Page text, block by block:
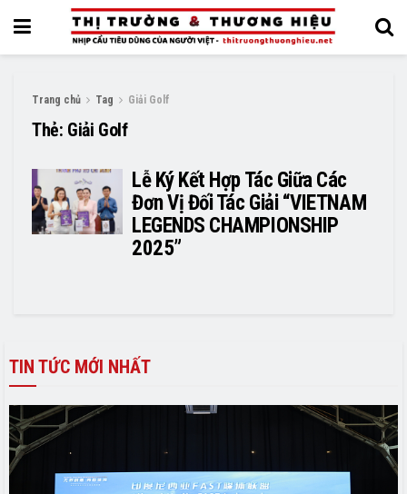
Trang chủ Tag Giải Golf
Thẻ: Giải Golf
Lễ Ký Kết Hợp Tác Giữa Các
Đơn Vị Đối Tác Giải “VIETNAM
LEGENDS CHAMPIONSHIP
2025”
TIN TỨC MỚI NHẤT